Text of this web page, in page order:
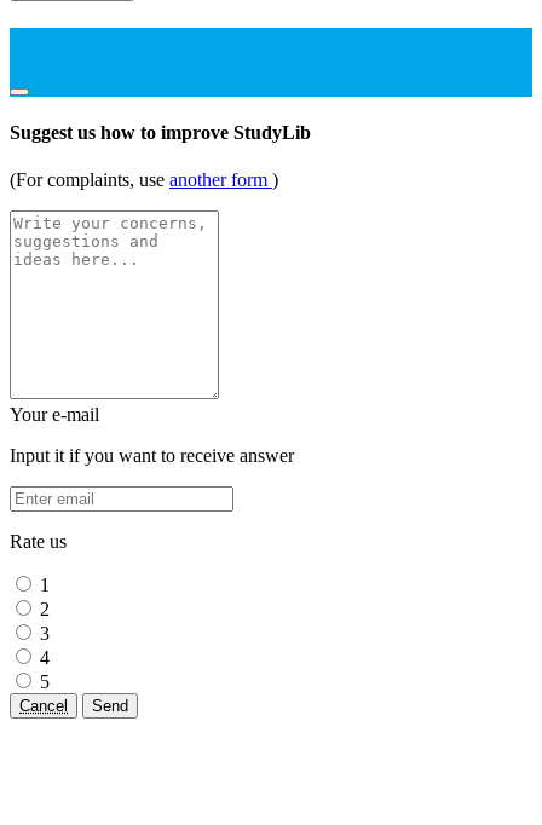
Suggest us how to improve StudyLib
(For complaints, use another form )
Your e-mail
Input it if you want to receive answer
Rate us
1
2
3
4
5
Cancel Send